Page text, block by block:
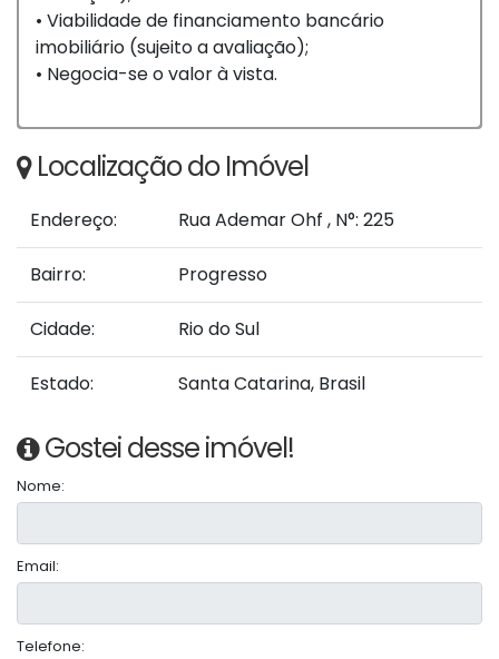
• Viabilidade de financiamento bancário
imobiliário (sujeito a avaliação);
• Negocia-se o valor à vista.
Localização do Imóvel
Endereço: Rua Ademar Ohf , N°: 225
Bairro: Progresso
Cidade: Rio do Sul
Estado: Santa Catarina, Brasil
Gostei desse imóvel!
Nome:
Email:
Telefone: